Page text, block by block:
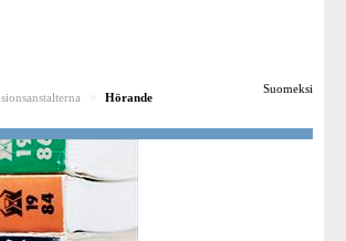
Rättsfall
För pensionsanstalterna
som arbetsplats
För media
Suomeksi
> Hörande